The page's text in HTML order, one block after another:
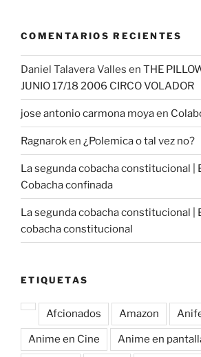
COMENTARIOS RECIENTES
Daniel Talavera Valles en THE
JUNIO 17/18 2006 CIRCO VOLADOR
jose antonio carmona moyaen
Ragnaroken ¿Polemica o tal vez no?
La segunda cobacha constitucional |
Cobacha confinada
La segunda cobacha constitucional |
cobacha constitucional
ETIQUETAS
Afcionados Amazon
Anime en Cine Anime en